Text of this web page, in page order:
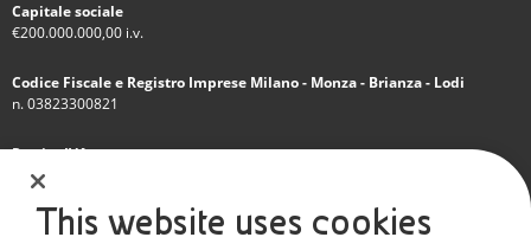
Capitale sociale
€200.000.000,00 i.v.
Codice Fiscale e Registro Imprese Milano - Monza - Brianza - Lodi
n. 03823300821
Partita IVA
IT 01768800748 - R.E.A. Milano n.1351279
Società soggetta all'attività di direzione e coordinamento dell'Eni S.p.A.
This website uses cookies